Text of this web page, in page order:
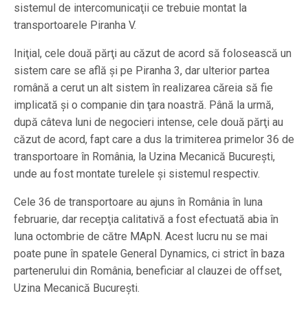
sistemul de intercomunicaţii ce trebuie montat la
transportoarele Piranha V.
Iniţial, cele două părţi au căzut de acord să folosească un
sistem care se află şi pe Piranha 3, dar ulterior partea
română a cerut un alt sistem în realizarea căreia să fie
implicată şi o companie din ţara noastră. Până la urmă,
după câteva luni de negocieri intense, cele două părţi au
căzut de acord, fapt care a dus la trimiterea primelor 36 de
transportoare în România, la Uzina Mecanică Bucureşti,
unde au fost montate turelele şi sistemul respectiv.
Cele 36 de transportoare au ajuns în România în luna
februarie, dar recepţia calitativă a fost efectuată abia în
luna octombrie de către MApN. Acest lucru nu se mai
poate pune în spatele General Dynamics, ci strict în baza
partenerului din România, beneficiar al clauzei de offset,
Uzina Mecanică Bucureşti.